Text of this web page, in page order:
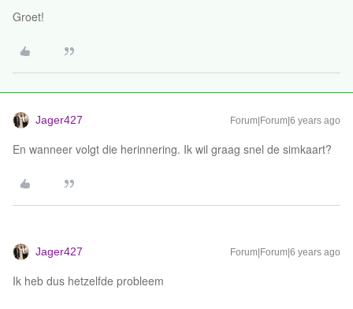
Groet!
Jager427 Forum|Forum|6 years ago
En wanneer volgt die herinnering. Ik wil graag snel de simkaart?
Jager427 Forum|Forum|6 years ago
Ik heb dus hetzelfde probleem